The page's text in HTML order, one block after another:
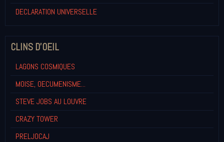
DECLARATION UNIVERSELLE
CLINS D'OEIL
LAGONS COSMIQUES
MOISE, OECUMENISME...
STEVE JOBS AU LOUVRE
CRAZY TOWER
PRELJOCAJ